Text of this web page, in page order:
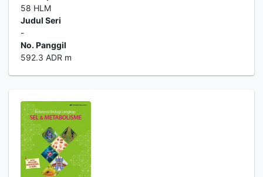
58 HLM
Judul Seri
-
No. Panggil
592.3 ADR m